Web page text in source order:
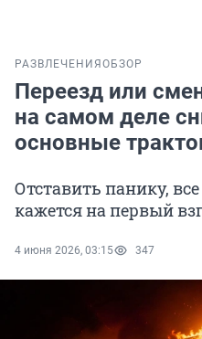
РАЗВЛЕЧЕНИЯ ОБЗОР
Переезд или
на самом деле
основные
Отставить панику,
кажется на первый
4 июня 2026, 03:15 347